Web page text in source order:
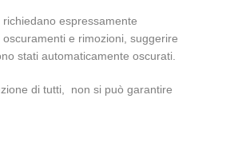
espressamente
e rimozioni, suggerire
stati automaticamente oscurati.
di tutti, non si può garantire